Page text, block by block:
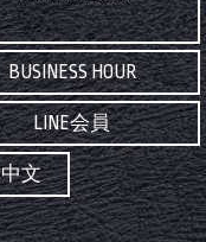
BUSINESS HOUR
LINE会員
中文